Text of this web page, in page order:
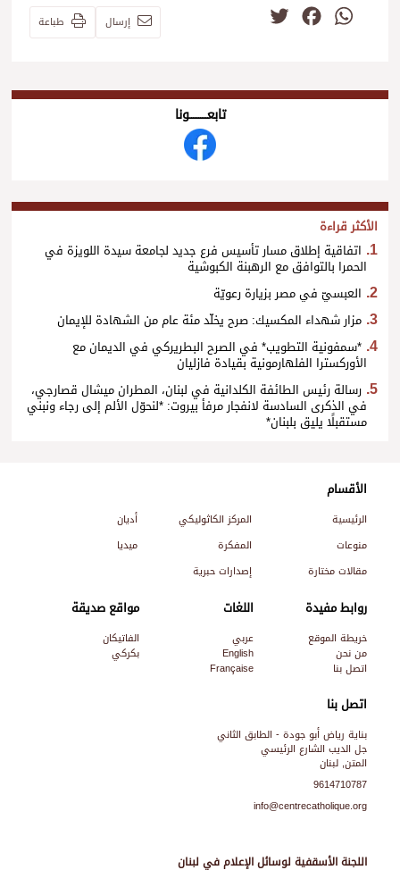
WhatsApp
Facebook إرسال طباعة
تابعــــــــــونا
الأكثر قراءة
اتفاقية إطلاق مسار تأسيس فرع جديد لجامعة سيدة اللويزة في
الحمرا بالتوافق مع الرهبنة الكبوشية
العبسيّ في مصر بزيارة رعويّة
مزار شهداء المكسيك: صرح يخلّد مئة عام من الشهادة للإيمان
*سمفونية التطويب* في الصرح البطريركي في الديمان مع
الأوركسترا الفلهارمونية بقيادة فازليان
رسالة رئيس الطائفة الكلدانية في لبنان، المطران ميشال قصارجي،
في الذكرى السادسة لانفجار مرفأ بيروت: *لنحوّل الألم إلى رجاء ونبني
مستقبلًا يليق بلبنان*
اللجنة الأسقفية لوسائل الإعلام في لبنان
اتصل بنا
بناية رياض أبو جودة - الطابق الثاني
جل الديب الشارع الرئيسي
المتن, لبنان
9614710787
info@centrecatholique.org
الأقسام
الرئيسية المركز الكاثوليكي
أديان
منوعات
المفكرة
ميديا
مقالات مختارة
إصدارات حبرية
روابط مفيدة
خريطة الموقع
من نحن
اتصل بنا
اللغات
عربي
English
Française
مواقع صديقة
الفاتيكان
بكركي